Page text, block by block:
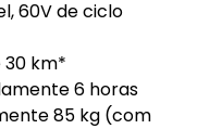
60V de ciclo
km*
6 horas
85 kg (com